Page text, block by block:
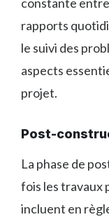
rapports
le suivi des
aspects
projet.
Post-
La phase de
fois les travaux
incluent en